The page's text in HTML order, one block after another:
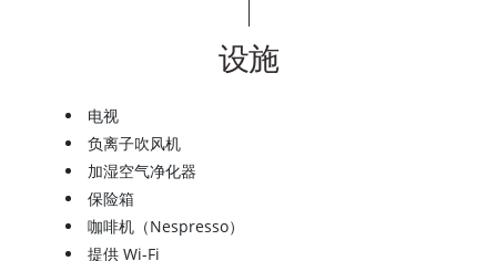
设施
电视
负离子吹风机
加湿空气净化器
保险箱
咖啡机（Nespresso）
提供 Wi-Fi